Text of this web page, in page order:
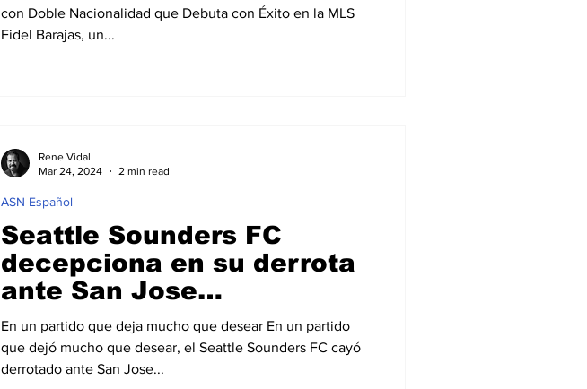
con Doble Nacionalidad que Debuta con Éxito en la MLS
Fidel Barajas, un...
Seattle Sounders FC
decepciona en su derrota
ante San Jose
Earthquakes: Falta de
Identidad y Desempeño
Preocupante
En un partido que deja mucho que desear En un partido
que dejó mucho que desear, el Seattle Sounders FC cayó
derrotado ante San Jose...
ASN Español
Rene Vidal
Mar 24, 2024
2 min read